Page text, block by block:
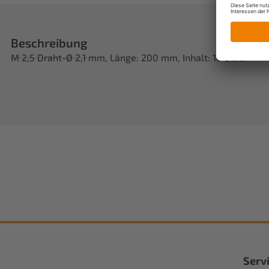
Beschreibung
M 2,5 Draht-Ø 2,1 mm, Länge: 200 mm, Inhalt: 10 Stück